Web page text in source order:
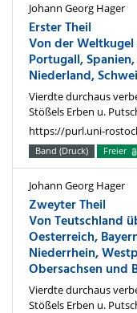
Johann Georg Hager
Erster Theil
Von der
Portugall,
Niederland,
Vierdte durchaus
Stößels Erben u.
https://purl.uni-
Band (Druck) Freier
Johann Georg Hager
Zweyter Theil
Von Teutschland
Oesterreich,
Niederrhein,
Obersachsen und
Vierdte durchaus
Stößels Erben u.